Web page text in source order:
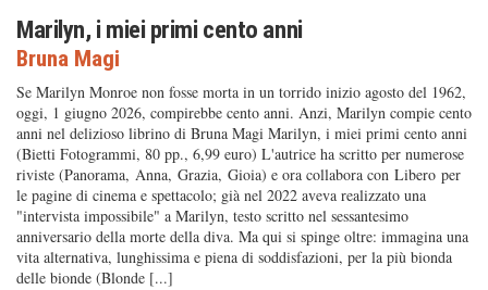
Marilyn, i miei primi cento anni
Bruna Magi
Se Marilyn Monroe non fosse morta in un torrido inizio agosto del 1962,
oggi, 1 giugno 2026, compirebbe cento anni. Anzi, Marilyn compie cento
anni nel delizioso librino di Bruna Magi Marilyn, i miei primi cento anni
(Bietti Fotogrammi, 80 pp., 6,99 euro) L'autrice ha scritto per numerose
riviste (Panorama, Anna, Grazia, Gioia) e ora collabora con Libero per
le pagine di cinema e spettacolo; già nel 2022 aveva realizzato una
"intervista impossibile" a Marilyn, testo scritto nel sessantesimo
anniversario della morte della diva. Ma qui si spinge oltre: immagina una
vita alternativa, lunghissima e piena di soddisfazioni, per la più bionda
delle bionde (Blonde [...]